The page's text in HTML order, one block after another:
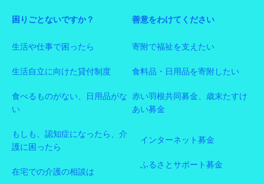
困りごとないですか？
生活や仕事で困ったら
生活自立に向けた貸付制度
食べるものがない、日用品がな
い
もしも、認知症になったら、介
護に困ったら
在宅での介護の相談は
善意をわけてください
寄附で福祉を支えたい
食料品・日用品を寄附したい
赤い羽根共同募金、歳末たすけ
あい募金
インターネット募金
ふるさとサポート募金